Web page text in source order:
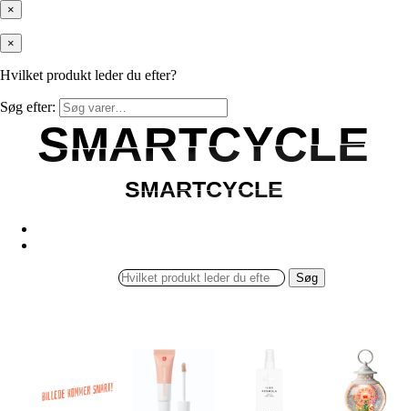
×
×
Hvilket produkt leder du efter?
Søg efter:
SMARTCYCLE
SMARTCYCLE
SMARTCYCLE
SMARTCYCLE
Søg